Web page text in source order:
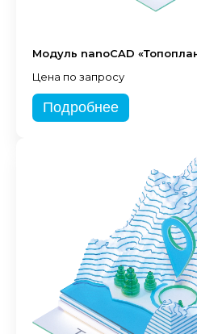
Модуль nanoCAD
Цена по запросу
Подробнее